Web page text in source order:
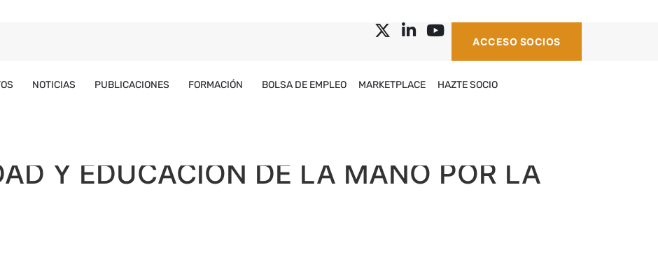
ACCESO SOCIOS
NOTICIAS PUBLICACIONES FORMACIÓN BOLSA DE EMPLEO MARKETPLACE HAZTE SOCIO
Y EDUCACIÓN DE LA MANO POR LA